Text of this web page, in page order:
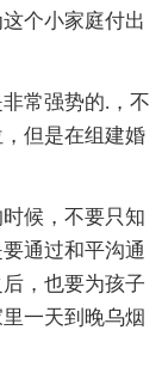
个小家庭付出
常强势的.，不
但是在组建婚
候，不要只知
通过和平沟通
，也要为孩子
一天到晚乌烟